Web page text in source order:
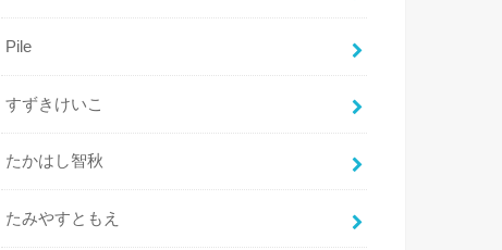
Pile
すずきけいこ
たかはし智秋
たみやすともえ